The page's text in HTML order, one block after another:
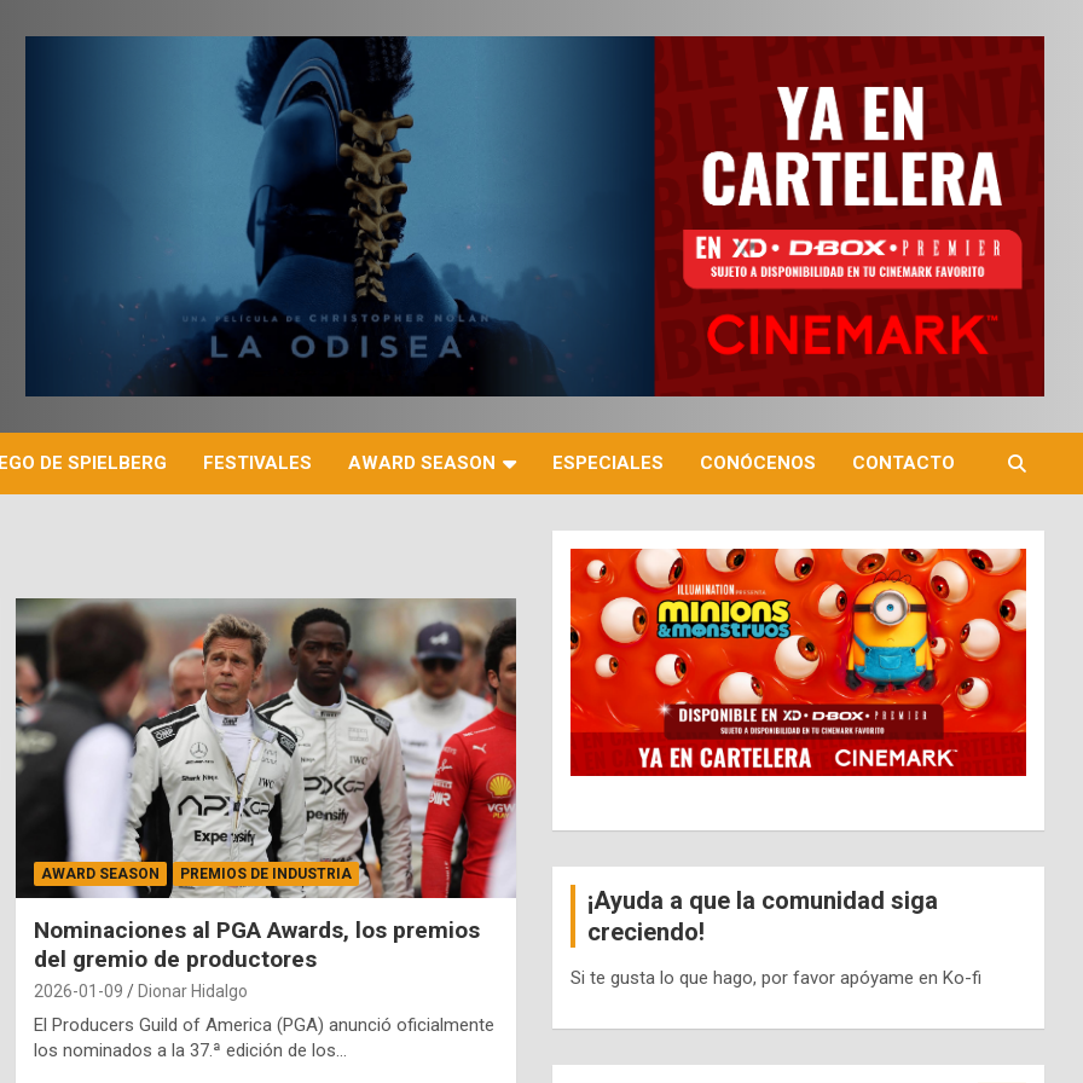
DE SPIELBERG FESTIVALES AWARD SEASON ESPECIALES CONÓCENOS CONTACTO
AWARD SEASON PREMIOS DE INDUSTRIA
Nominaciones al PGA Awards, los premios
del gremio de productores
2026-01-09 Dionar Hidalgo
El Producers Guild of America (PGA) anunció oficialmente
los nominados a la 37.ª edición de los…
¡Ayuda a que la comunidad siga
creciendo!
Si te gusta lo que hago, por favor apóyame en Ko-fi